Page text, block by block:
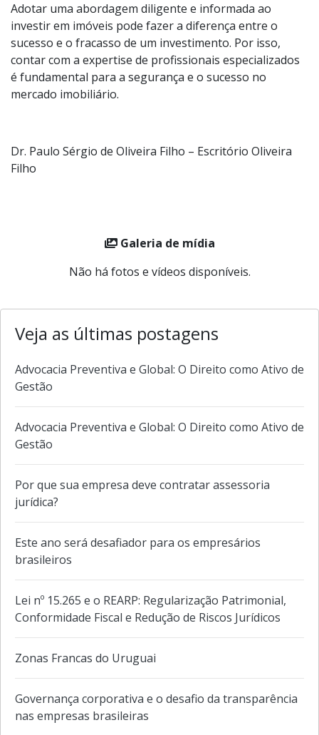
Adotar uma abordagem diligente e informada ao
investir em imóveis pode fazer a diferença entre o
sucesso e o fracasso de um investimento. Por isso,
contar com a expertise de profissionais especializados
é fundamental para a segurança e o sucesso no
mercado imobiliário.
Dr. Paulo Sérgio de Oliveira Filho – Escritório Oliveira
Filho
Galeria de mídia
Não há fotos e vídeos disponíveis.
Veja as últimas postagens
Advocacia Preventiva e Global: O Direito como Ativo de
Gestão
Advocacia Preventiva e Global: O Direito como Ativo de
Gestão
Por que sua empresa deve contratar assessoria
jurídica?
Este ano será desafiador para os empresários
brasileiros
Lei nº 15.265 e o REARP: Regularização Patrimonial,
Conformidade Fiscal e Redução de Riscos Jurídicos
Zonas Francas do Uruguai
Governança corporativa e o desafio da transparência
nas empresas brasileiras